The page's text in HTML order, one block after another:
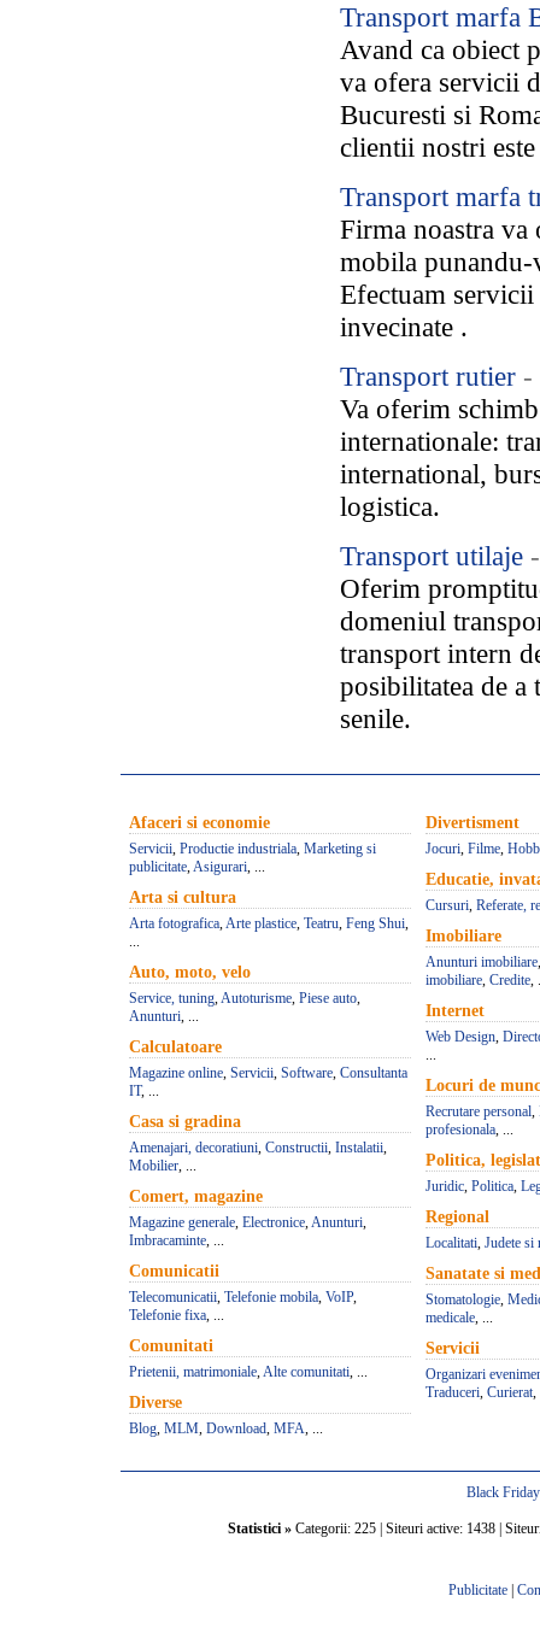
Transport marfa
Avand ca obiect
va ofera servicii
Bucuresti si
clientii nostri
Transport marfa
Firma noastra
mobila
Efectuam
invecinate .
Transport rutier -
Va oferim
internationale:
international,
logistica.
Transport utilaje
Oferim
domeniul
transport intern
posibilitatea de a
senile.
Afaceri si economie
Servicii, Productie industriala, Marketing si
publicitate,Asigurari, ...
Arta si cultura
Arta fotografica,Arte plastice, Teatru, Feng Shui,
...
Auto, moto, velo
Service, tuning,Autoturisme, Piese auto,
Anunturi, ...
Calculatoare
Magazine online, Servicii, Software, Consultanta
IT, ...
Casa si gradina
Amenajari, decoratiuni, Constructii, Instalatii,
Mobilier, ...
Comert, magazine
Magazine generale, Electronice,Anunturi,
Imbracaminte, ...
Comunicatii
Telecomunicatii, Telefonie mobila, VoIP,
Telefonie fixa, ...
Comunitati
Prietenii, matrimoniale,Alte comunitati, ...
Diverse
Blog, MLM, Download, MFA, ...
Divertisment
Jocuri, Filme,
Educatie,
Cursuri, Referate,
Imobiliare
Anunturi imobiliare
imobiliare, Credite,
Internet
Web Design,
...
Locuri de
Recrutare personal,
profesionala, ...
Politica,
Juridic, Politica,
Regional
Localitati, Judete si
Sanatate si
Stomatologie,
medicale, ...
Servicii
Organizari
Traduceri, Curierat,
Black
Statistici »Categorii: 225 | Siteuri active: 1438 |
Publicitate|